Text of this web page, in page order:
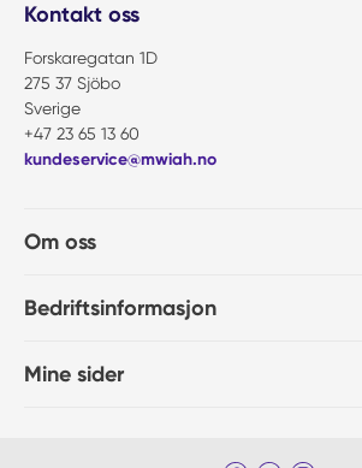
Kontakt oss
Forskaregatan 1D
275 37 Sjöbo
Sverige
+47 23 65 13 60
kundeservice@mwiah.no
Om oss
Bedriftsinformasjon
Mine sider